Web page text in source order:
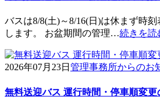
バスは8/8(土)～8/16(日)は休まず時
します。 お盆期間の管理…続きを読
2026年07月23日 管理事務所からのお
無料送迎バス 運行時間・停車順変更